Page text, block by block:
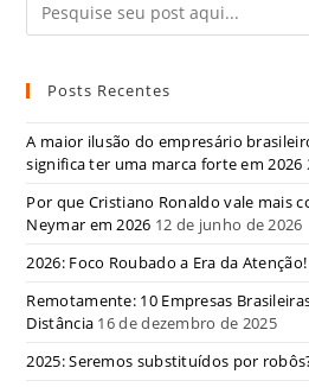
Posts Recentes
A maior ilusão do empresário
significa ter uma marca forte em 2026
Por que Cristiano Ronaldo vale mais
Neymar em 2026 12 de junho de 2026
2026: Foco Roubado a Era da Atenção!
Remotamente: 10 Empresas
Distância 16 de dezembro de 2025
2025: Seremos substituídos por